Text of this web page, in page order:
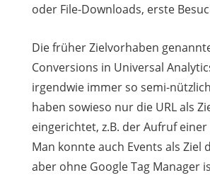
oder File-Downloads, erste
Die früher Zielvorhaben
Conversions in Universal
irgendwie immer so semi-
haben sowieso nur die URL als
eingerichtet, z.B. der Aufruf einer
Man konnte auch Events als Ziel
aber ohne Google Tag Manager